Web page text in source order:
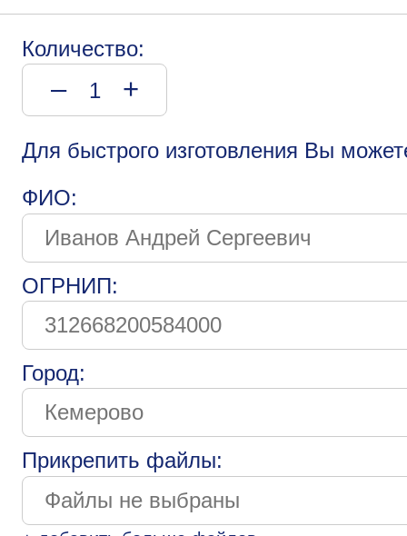
Количество:
– +
Для быстрого изготовления Вы
ФИО:
ОГРНИП:
Город:
Прикрепить файлы: